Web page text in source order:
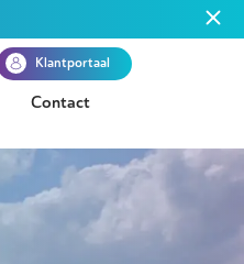
Klantportaal
Contact